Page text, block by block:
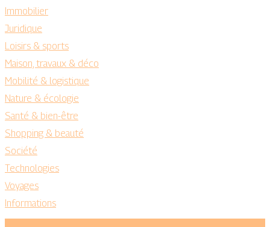
Immobilier
Juridique
Loisirs & sports
Maison, travaux & déco
Mobilité & logistique
Nature & écologie
Santé & bien-être
Shopping & beauté
Société
Technologies
Voyages
Informations